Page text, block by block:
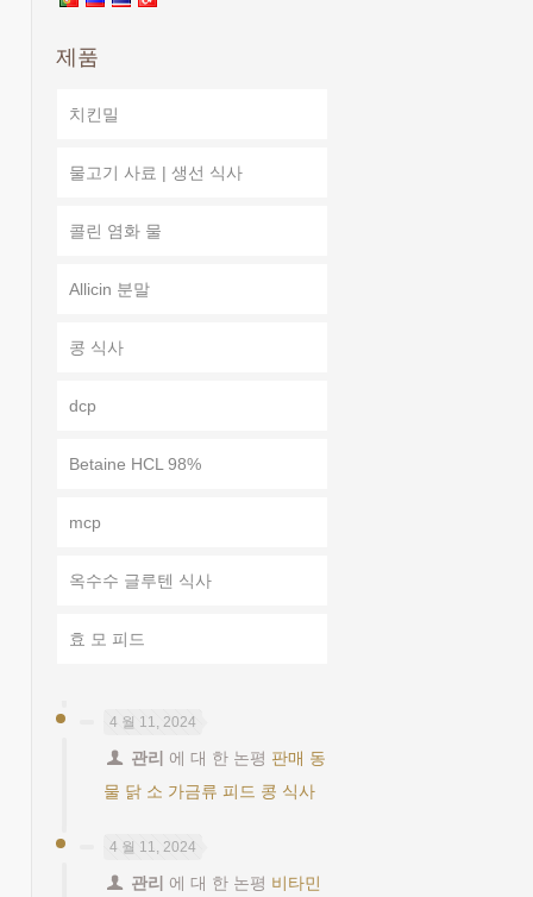
제품
치킨밀
물고기 사료 | 생선 식사
콜린 염화 물
Allicin 분말
콩 식사
dcp
Betaine HCL 98%
mcp
옥수수 글루텐 식사
효 모 피드
4 월 11, 2024
관리 에 대 한 논평 판매 동
물 닭 소 가금류 피드 콩 식사
4 월 11, 2024
관리 에 대 한 논평 비타민